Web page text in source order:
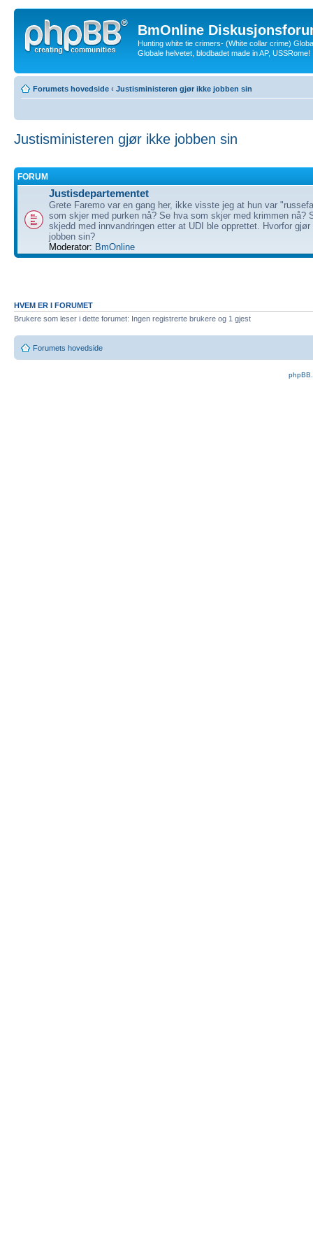
BmOnline
Hunting white tie crimers- (White collar crime)
Globale helvetet, blodbadet made in AP, USSRome!
Forumets hovedside ‹ Justisministeren gjør ikke jobben sin
Justisministeren gjør ikke jobben sin
FORUM
Justisdepartementet
Grete Faremo var en gang her, ikke visste jeg at hun var
som skjer med purken nå? Se hva som skjer med krimmen nå?
skjedd med innvandringen etter at UDI ble opprettet. Hvorfor
jobben sin?
Moderator: BmOnline
HVEM ER I FORUMET
Brukere som leser i dette forumet: Ingen registrerte brukere og 1 gjest
Forumets hovedside